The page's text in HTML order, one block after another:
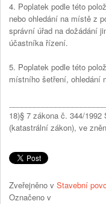
4. Poplatek podle této
nebo ohledání na místě z
správní úřad na dožádání
účastníka řízení.
5. Poplatek podle této
místního šetření, ohledání
18)§ 7 zákona č. 344/
(katastrální zákon), ve
Zveřejněno v Stavební
Označeno v